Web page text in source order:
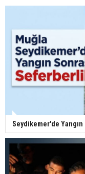
Seydikemer'de